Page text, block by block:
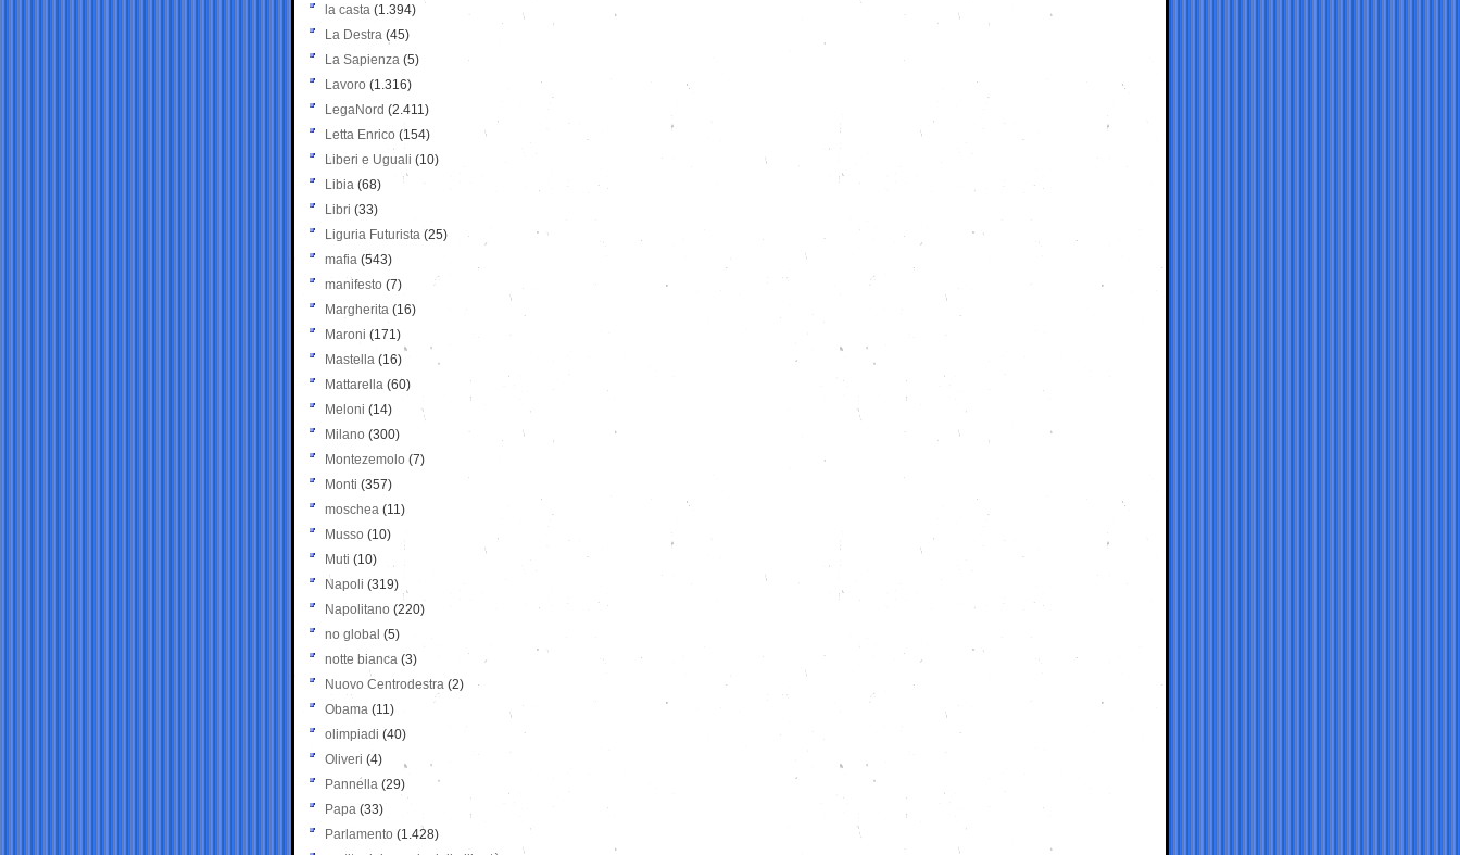
la casta (1.394)
La Destra (45)
La Sapienza (5)
Lavoro (1.316)
LegaNord (2.411)
Letta Enrico (154)
Liberi e Uguali (10)
Libia (68)
Libri (33)
Liguria Futurista (25)
mafia (543)
manifesto (7)
Margherita (16)
Maroni (171)
Mastella (16)
Mattarella (60)
Meloni (14)
Milano (300)
Montezemolo (7)
Monti (357)
moschea (11)
Musso (10)
Muti (10)
Napoli (319)
Napolitano (220)
no global (5)
notte bianca (3)
Nuovo Centrodestra (2)
Obama (11)
olimpiadi (40)
Oliveri (4)
Pannella (29)
Papa (33)
Parlamento (1.428)